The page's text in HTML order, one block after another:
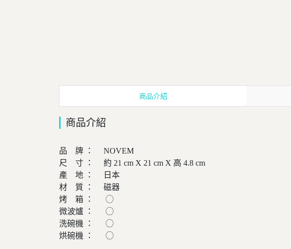
商品介紹
商品介紹
品 牌 ： NOVEM
尺 寸 ： 約 21 cm X 21 cm X 高 4.8 cm
產 地 ： 日本
材 質 ： 磁器
烤 箱 ： ◯
微波爐 ： ◯
洗碗機 ： ◯
烘碗機 ： ◯